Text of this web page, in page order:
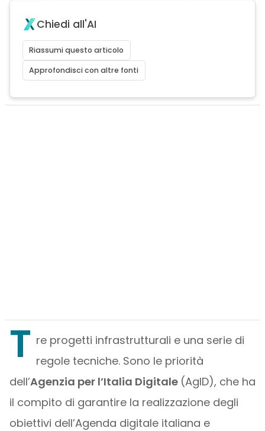
Chiedi all'AI
Riassumi questo articolo
Approfondisci con altre fonti
T re progetti infrastrutturali e una serie di
regole tecniche. Sono le priorità
dell’Agenzia per l’Italia Digitale (AgID), che ha
il compito di garantire la realizzazione degli
obiettivi dell’Agenda digitale italiana e